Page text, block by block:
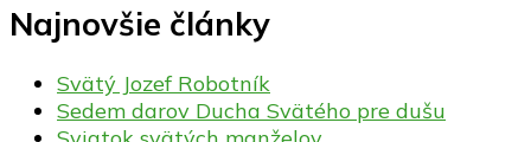
Najnovšie články
Svätý Jozef Robotník
Sedem darov Ducha Svätého pre dušu